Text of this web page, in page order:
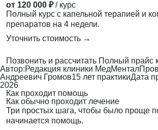
от 120 000 ₽ / курс
Полный курс с капельной терапией и
препаратов на 4 недели.
Уточнить стоимость →
Позвонить и рассчитать Полный прайс
Автор:Редакция клиники МедМентал
Андреевич Громов15 лет практикиДата
2026
Как проходит помощь
Как обычно проходит лечение
Три простых шага, чтобы было проще
начинается помощь.